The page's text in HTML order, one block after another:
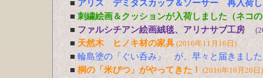
■ アリス デミタスカップ＆ソーサー 再入荷し
■ 刺繍絵画＆クッションが入荷しました（ネコ
■ ファルシチアン絵画絨毯、アリナサブ工房
■ 天然木 ヒノキ材の家具 (2016年11月16日)
■ 輪島塗の「ぐい呑み」 が、早々と届きました
■ 桐の「米びつ」がやってきた！ (2016年10月20日)